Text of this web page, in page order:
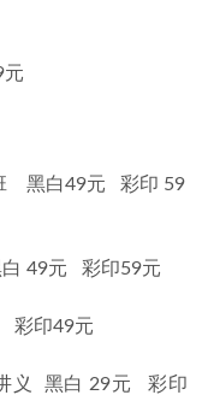
元
黑白49元 彩印 59
49元   彩印59元
彩印49元
黑白 29元   彩印